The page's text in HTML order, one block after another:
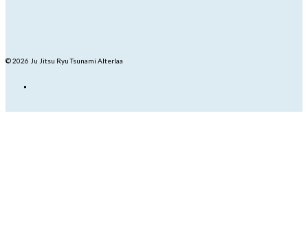
© 2026 Ju Jitsu Ryu Tsunami Alterlaa